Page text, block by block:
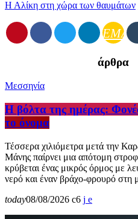
Η Αλίκη στη χώρα των θαυμάτων
EMAIL
άρθρα
Μεσσηνία
Η βόλτα της ημέρας:
το όνομα
Τέσσερα χιλιόμετρα μετά την
Μάνης παίρνει μια απότομη
κρύβεται ένας μικρός όρμος με
νερό και έναν βράχο-φρουρό στη
today08/08/2026 6